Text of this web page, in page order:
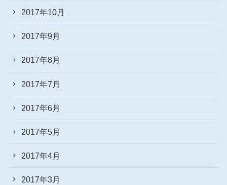
2017年10月
2017年9月
2017年8月
2017年7月
2017年6月
2017年5月
2017年4月
2017年3月